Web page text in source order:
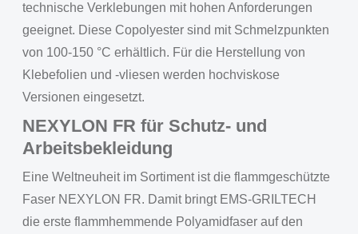
technische Verklebungen mit hohen Anforderungen
geeignet. Diese Copolyester sind mit Schmelzpunkten
von 100-150 °C erhältlich. Für die Herstellung von
Klebefolien und -vliesen werden hochviskose
Versionen eingesetzt.
NEXYLON FR für Schutz- und
Arbeitsbekleidung
Eine Weltneuheit im Sortiment ist die flammgeschützte
Faser NEXYLON FR. Damit bringt EMS-GRILTECH
die erste flammhemmende Polyamidfaser auf den